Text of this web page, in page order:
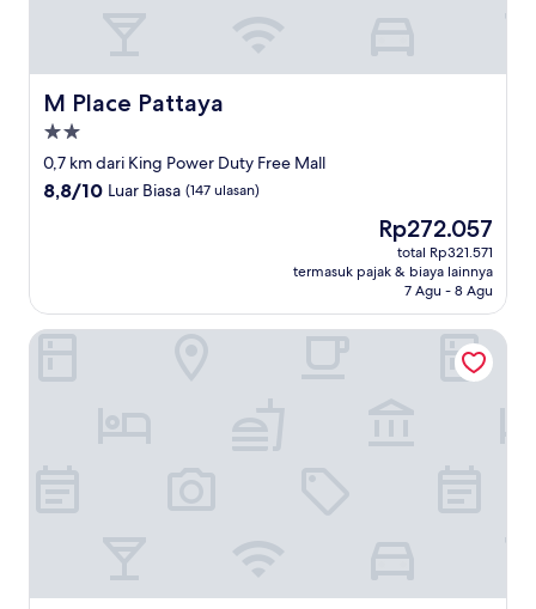
M Place Pattaya
M Place Pattaya
Properti
bintang
2.0
0,7 km dari King Power Duty Free Mall
8.8
ulasan)
8,8/10 Luar Biasa (147 ulasan)
Harga
sekarang
Rp272.057
Rp272.057
total Rp321.571
termasuk pajak & biaya lainnya
7 Agu - 8 Agu
D Hotel Pattaya